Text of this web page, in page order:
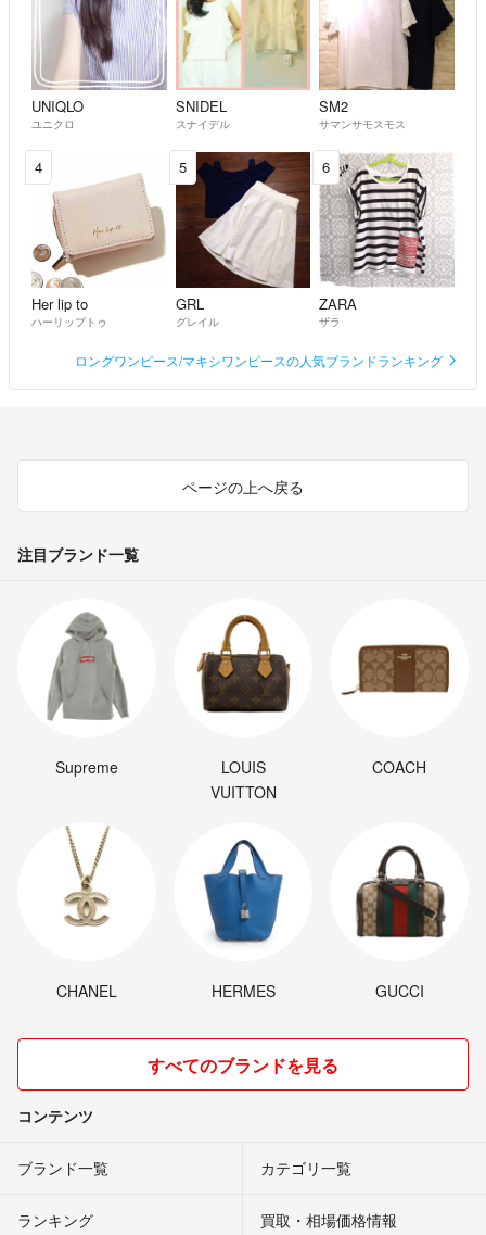
UNIQLO
ユニクロ
SNIDEL
スナイデル
SM2
サマンサモスモス
4
Her lip to
ハーリップトゥ
5
GRL
グレイル
6
ZARA
ザラ
ロングワンピース/マキシワンピースの人気ブランドランキング
ページの上へ戻る
注目ブランド一覧
Supreme
LOUIS
VUITTON
COACH
CHANEL HERMES GUCCI
すべてのブランドを見る
コンテンツ
ブランド一覧 カテゴリ一覧
ランキング 買取・相場価格情報